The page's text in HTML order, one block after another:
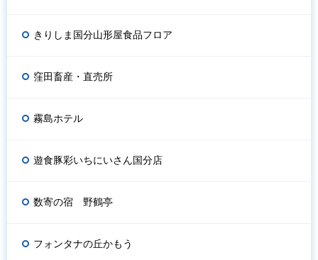
きりしま国分山形屋食品フロア
窪田畜産・直売所
霧島ホテル
遊食豚彩いちにいさん国分店
数寄の宿 野鶴亭
フォンタナの丘かもう